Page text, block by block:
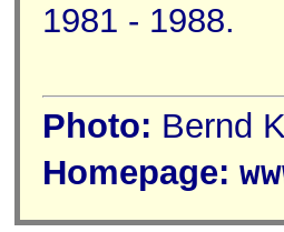
1981 - 1988.
Photo: Bernd
Homepage: